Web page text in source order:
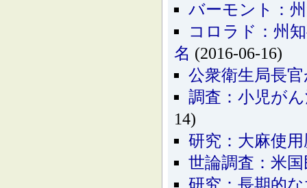
バーモント：
コロラド：州
名 (2016-06-16)
公衆衛生局長
調査：小児が
14)
研究：大麻使
世論調査：米